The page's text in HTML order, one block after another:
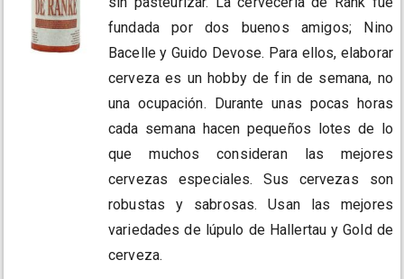
fundada por dos buenos amigos; Nino
Bacelle y Guido Devose. Para ellos, elaborar
cerveza es un hobby de fin de semana, no
una ocupación. Durante unas pocas horas
cada semana hacen pequeños lotes de lo
que muchos consideran las mejores
cervezas especiales. Sus cervezas son
robustas y sabrosas. Usan las mejores
variedades de lúpulo de Hallertau y Gold de
cerveza.